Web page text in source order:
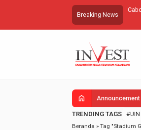
Breaking News
home Announcement
TRENDING TAGS
Beranda » Tag "Stadium